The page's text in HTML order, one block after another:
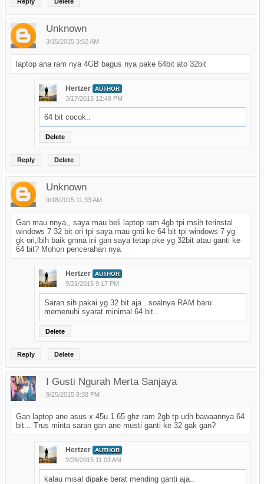
Unknown
3/15/2015 3:52 AM
laptop ana ram nya 4GB bagus nya pake 64bit ato 32bit
Hertzer AUTHOR
3/17/2015 12:49 PM
64 bit cocok..
Delete
Reply Delete
Unknown
9/18/2015 11:33 AM
Gan mau nnya,, saya mau beli laptop ram 4gb tpi msih terinstal
windows 7 32 bit ori tpi saya mau gnti ke 64 bit tpi windows 7 yg
gk ori,lbih baik gmna ini gan saya tetap pke yg 32bit atau ganti ke
64 bit? Mohon pencerahan nya
Hertzer AUTHOR
9/21/2015 9:17 PM
Saran sih pakai yg 32 bit aja.. soalnya RAM baru
memenuhi syarat minimal 64 bit..
Delete
Reply Delete
I Gusti Ngurah Merta Sanjaya
9/25/2015 8:38 PM
Gan laptop ane asus x 45u 1.65 ghz ram 2gb tp udh bawaannya 64
bit... Trus minta saran gan ane musti ganti ke 32 gak gan?
Hertzer AUTHOR
9/28/2015 11:03 AM
kalau misal dipake berat mending ganti aja..